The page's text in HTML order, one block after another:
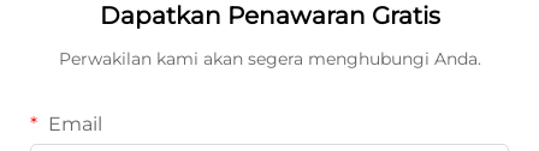
Dapatkan Penawaran Gratis
Perwakilan kami akan segera menghubungi Anda.
Email